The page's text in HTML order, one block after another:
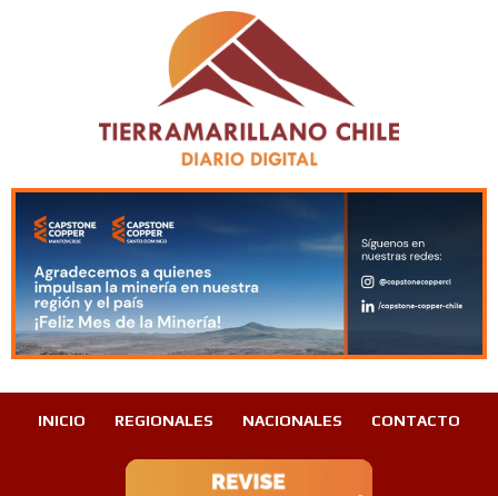
INICIO REGIONALES NACIONALES CONTACTO